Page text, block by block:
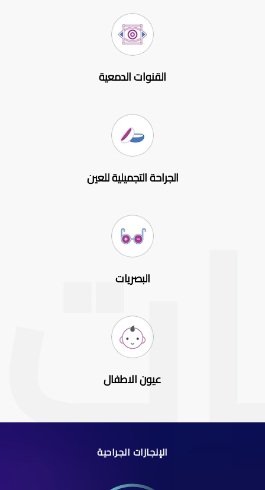
القنوات الدمعية
الجراحة التجميلية للعين
البصريات
عيون الاطفال
الإنجازات الجراحية